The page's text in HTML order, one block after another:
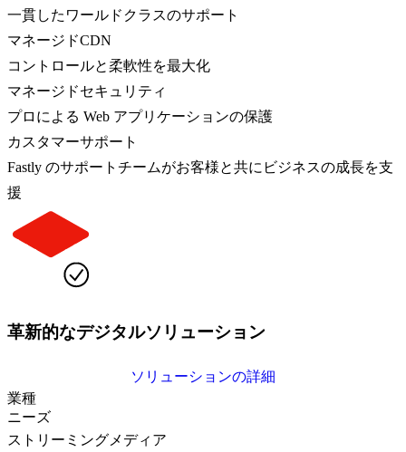
一貫したワールドクラスのサポート
マネージドCDN
コントロールと柔軟性を最大化
マネージドセキュリティ
プロによる Web アプリケーションの保護
カスタマーサポート
Fastly のサポートチームがお客様と共にビジネスの成長を支
援
革新的なデジタルソリューション
ソリューションの詳細
業種
ニーズ
ストリーミングメディア